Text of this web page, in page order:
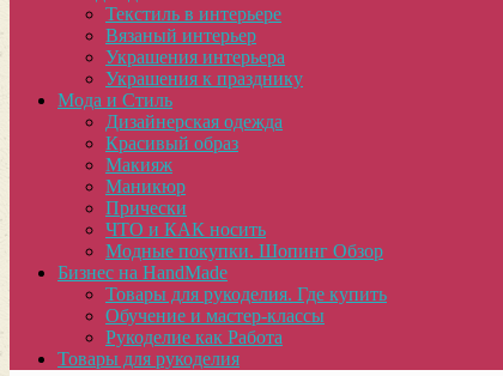
Текстиль в интерьере
Вязаный интерьер
Украшения интерьера
Украшения к празднику
Мода и Стиль
Дизайнерская одежда
Красивый образ
Макияж
Маникюр
Прически
ЧТО и КАК носить
Модные покупки. Шопинг Обзор
Бизнес на HandMade
Товары для рукоделия. Где купить
Обучение и мастер-классы
Рукоделие как Работа
Товары для рукоделия